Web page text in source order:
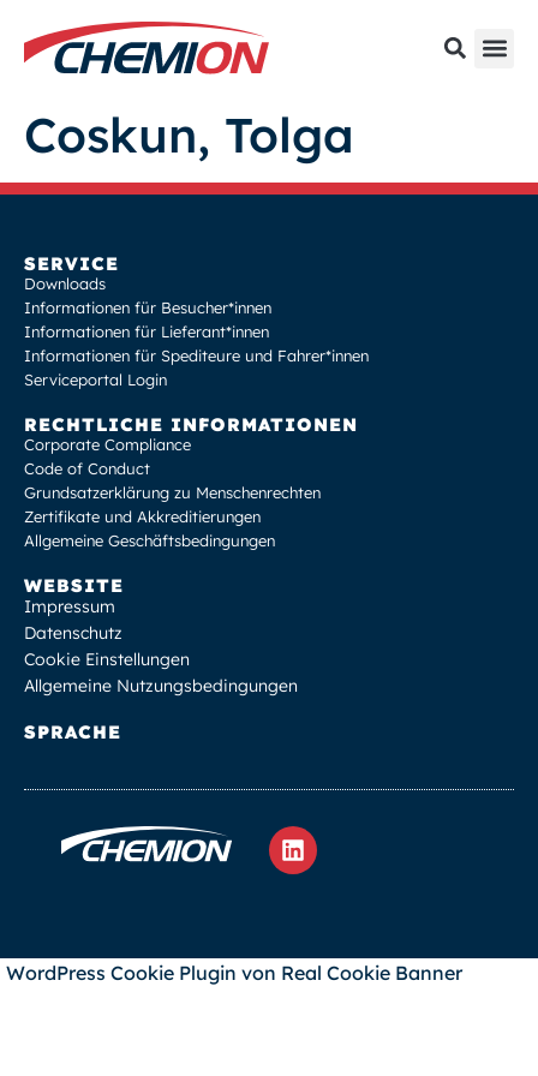
Coskun, Tolga
SERVICE
Downloads
Informationen für Besucher*innen
Informationen für Lieferant*innen
Informationen für Spediteure und Fahrer*innen
Serviceportal Login
RECHTLICHE INFORMATIONEN
Corporate Compliance
Code of Conduct
Grundsatzerklärung zu Menschenrechten
Zertifikate und Akkreditierungen
Allgemeine Geschäftsbedingungen
WEBSITE
Impressum
Datenschutz
Cookie Einstellungen
Allgemeine Nutzungsbedingungen
SPRACHE
WordPress Cookie Plugin von Real Cookie Banner